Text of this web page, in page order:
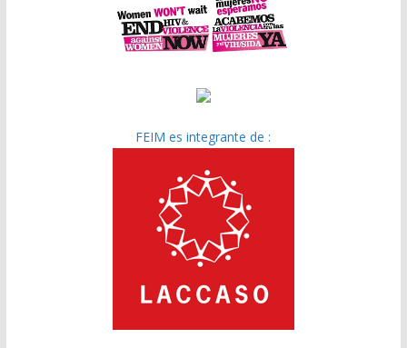
FEIM es integrante de :